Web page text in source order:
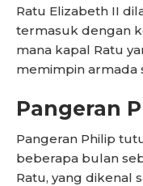
Ratu Elizabeth II
termasuk dengan
mana kapal Ratu
memimpin armada
Pangeran
Pangeran Philip
beberapa bulan
Ratu, yang dikenal